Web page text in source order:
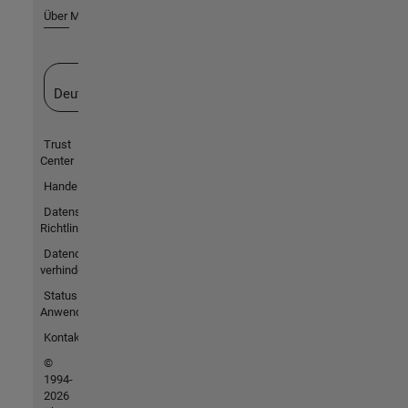
Über MathWorks
Deutschland
Trust
Center
Handelsmarken
Datenschutz-
Richtlinien
Datendiebstahl
verhindern
Status von
Anwendungen
Kontakt
©
1994-
2026